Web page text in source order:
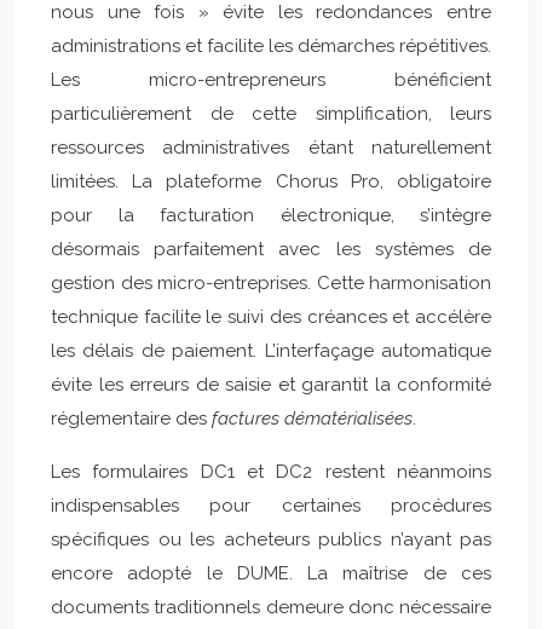
nous une fois » évite les redondances entre
administrations et facilite les démarches répétitives.
Les micro-entrepreneurs bénéficient
particulièrement de cette simplification, leurs
ressources administratives étant naturellement
limitées. La plateforme Chorus Pro, obligatoire
pour la facturation électronique, s’intègre
désormais parfaitement avec les systèmes de
gestion des micro-entreprises. Cette harmonisation
technique facilite le suivi des créances et accélère
les délais de paiement. L’interfaçage automatique
évite les erreurs de saisie et garantit la conformité
réglementaire des factures dématérialisées.
Les formulaires DC1 et DC2 restent néanmoins
indispensables pour certaines procédures
spécifiques ou les acheteurs publics n’ayant pas
encore adopté le DUME. La maîtrise de ces
documents traditionnels demeure donc nécessaire